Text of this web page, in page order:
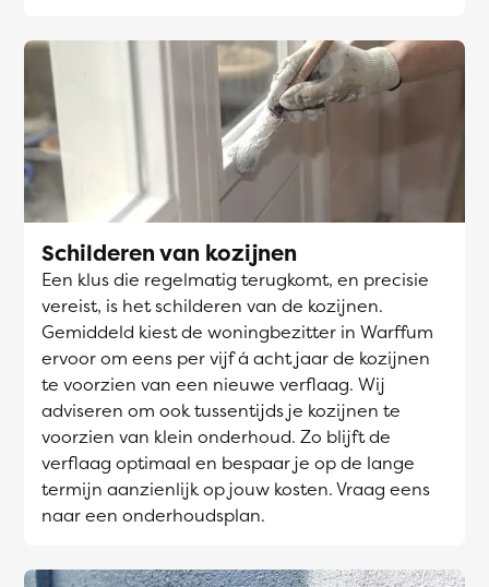
Schilderen van kozijnen
Een klus die regelmatig terugkomt, en precisie
vereist, is het schilderen van de kozijnen.
Gemiddeld kiest de woningbezitter in Warffum
ervoor om eens per vijf á acht jaar de kozijnen
te voorzien van een nieuwe verflaag. Wij
adviseren om ook tussentijds je kozijnen te
voorzien van klein onderhoud. Zo blijft de
verflaag optimaal en bespaar je op de lange
termijn aanzienlijk op jouw kosten. Vraag eens
naar een onderhoudsplan.